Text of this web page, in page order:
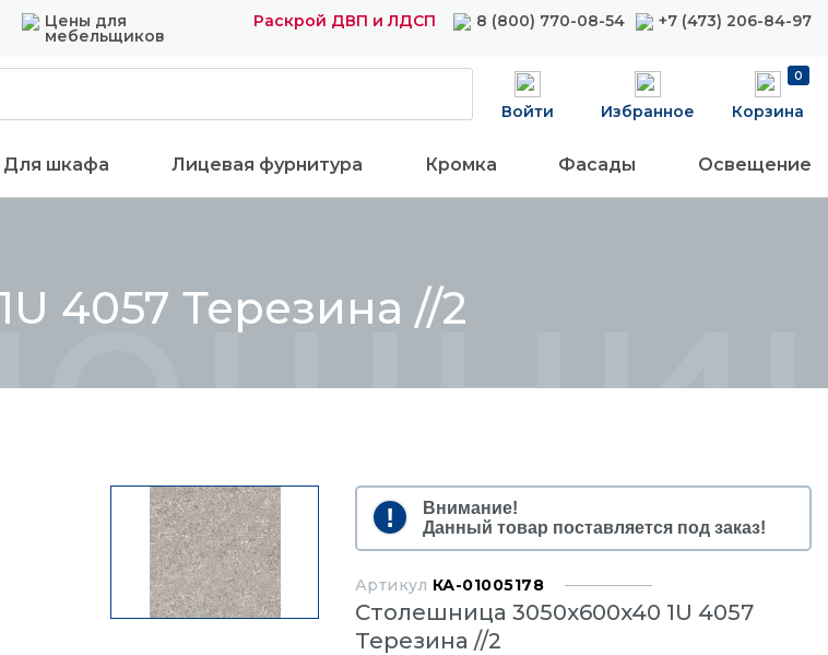
Цены для
мебельщиков
Раскрой ДВП и ЛДСП 8 (800) 770-08-54 +7 (473) 206-84-97
Войти Избранное
0
Корзина
Для шкафа Лицевая фурнитура Кромка Фасады Освещение
4057 Терезина //2
Внимание!
Данный товар поставляется под заказ!
Артикул КА-01005178
Столешница 3050x600x40 1U 4057
Терезина //2